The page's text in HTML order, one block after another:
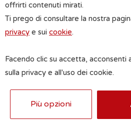
Range mq
offrirti contenuti mirati.
Ti prego di consultare la nostra
privacy e sui cookie.
Facendo clic su accetta, acconsenti
sulla privacy e all'uso dei cookie.
Più opzioni